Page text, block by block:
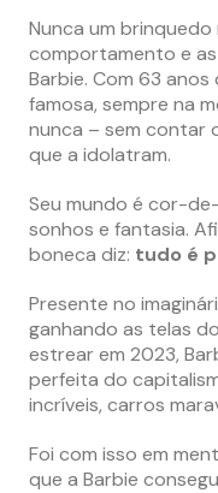
Nunca um
comportamento e
Barbie. Com 63 anos
famosa, sempre na
nunca – sem contar
que a idolatram.
Seu mundo é cor-
sonhos e fantasia.
boneca diz: tudo é
Presente no
ganhando as telas
estrear em 2023,
perfeita do
incríveis, carros
Foi com isso em
que a Barbie